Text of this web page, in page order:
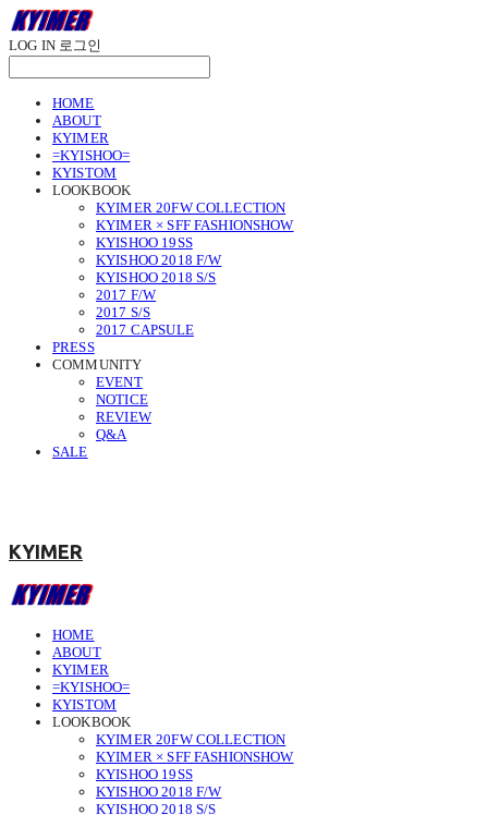
LOG IN 로그인
HOME
ABOUT
KYIMER
=KYISHOO=
KYISTOM
LOOKBOOK
KYIMER 20FW COLLECTION
KYIMER × SFF FASHIONSHOW
KYISHOO 19SS
KYISHOO 2018 F/W
KYISHOO 2018 S/S
2017 F/W
2017 S/S
2017 CAPSULE
PRESS
COMMUNITY
EVENT
NOTICE
REVIEW
Q&A
SALE
KYIMER
HOME
ABOUT
KYIMER
=KYISHOO=
KYISTOM
LOOKBOOK
KYIMER 20FW COLLECTION
KYIMER × SFF FASHIONSHOW
KYISHOO 19SS
KYISHOO 2018 F/W
KYISHOO 2018 S/S